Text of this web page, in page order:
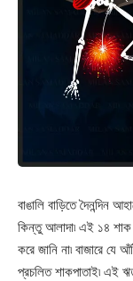
বাঙালি বাড়িতে দৈনন্দিন
কিন্তু আলাদা৷ এই ১৪ শাক
করে জানি না৷ বাজারে যে
প্রচলিত শাকপাতাই৷ এই